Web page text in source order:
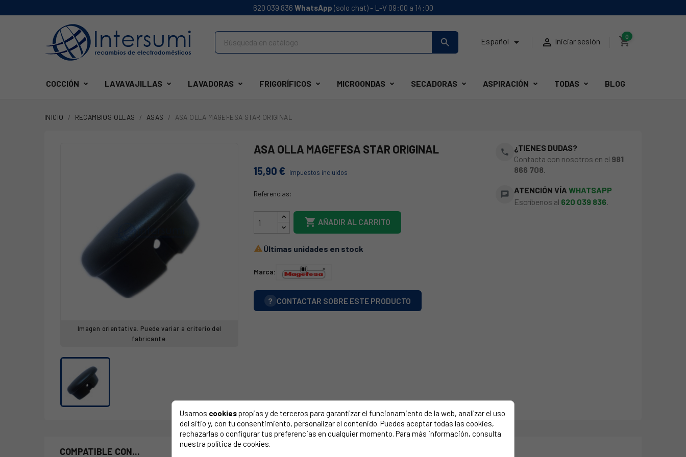
620 039 836 WhatsApp (solo chat) - L-V 09:00 a 14:00
search Español   Iniciar sesión shopping_cart
0
COCCIÓN LAVAVAJILLAS LAVADORAS FRIGORÍFICOS MICROONDAS SECADORAS ASPIRACIÓN TODAS BLOG
INICIO RECAMBIOS OLLAS ASAS ASA OLLA MAGEFESA STAR ORIGINAL
Imagen orientativa. Puede variar a criterio del
fabricante.
ASA OLLA MAGEFESA STAR ORIGINAL
15,90 € Impuestos incluidos
Referencias:
44MG0007
 AÑADIR AL CARRITO
 Últimas unidades en stock
Marca:
? CONTACTAR SOBRE ESTE PRODUCTO
phone
¿TIENES DUDAS?
Contacta con nosotros en el 981
866 708.
chat ATENCIÓN VÍAWHATSAPP
Escríbenos al 620 039 836
COMPATIBLE CON...
Usamos cookiespropias y de terceros para garantizar el funcionamiento de la web, analizar el uso
del sitio y, con tu consentimiento, personalizar el contenido. Puedes aceptar todas las cookies,
rechazarlas o configurar tus preferencias en cualquier momento. Para más información, consulta
nuestra política de cookies.